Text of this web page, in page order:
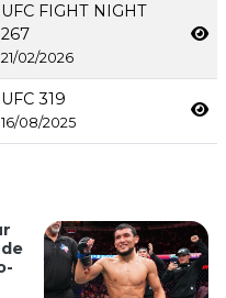
UFC FIGHT NIGHT
267
21/02/2026
UFC 319
16/08/2025